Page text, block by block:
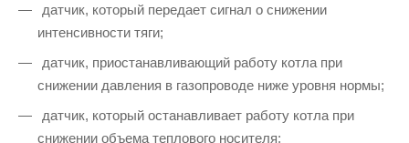
датчик, который передает сигнал о снижении
интенсивности тяги;
датчик, приостанавливающий работу котла при
снижении давления в газопроводе ниже уровня нормы;
датчик, который останавливает работу котла при
снижении объема теплового носителя;